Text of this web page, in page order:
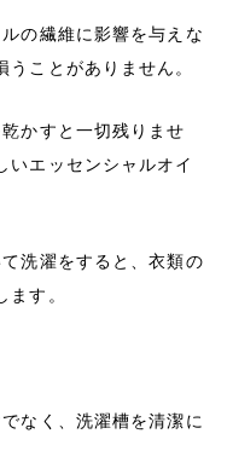
の繊維に影響を与えな
ことがありません。
かすと一切残りませ
いエッセンシャルオイ
洗濯をすると、衣類の
す。
なく、洗濯槽を清潔に